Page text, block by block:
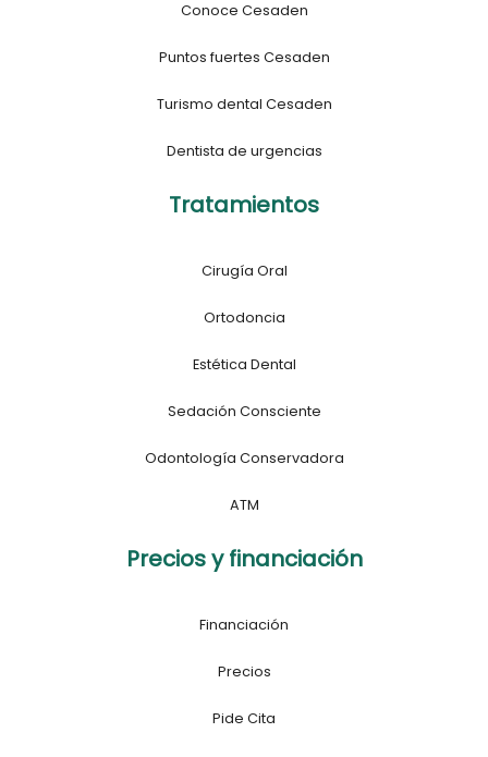
Conoce Cesaden
Puntos fuertes Cesaden
Turismo dental Cesaden
Dentista de urgencias
Tratamientos
Cirugía Oral
Ortodoncia
Estética Dental
Sedación Consciente
Odontología Conservadora
ATM
Precios y financiación
Financiación
Precios
Pide Cita